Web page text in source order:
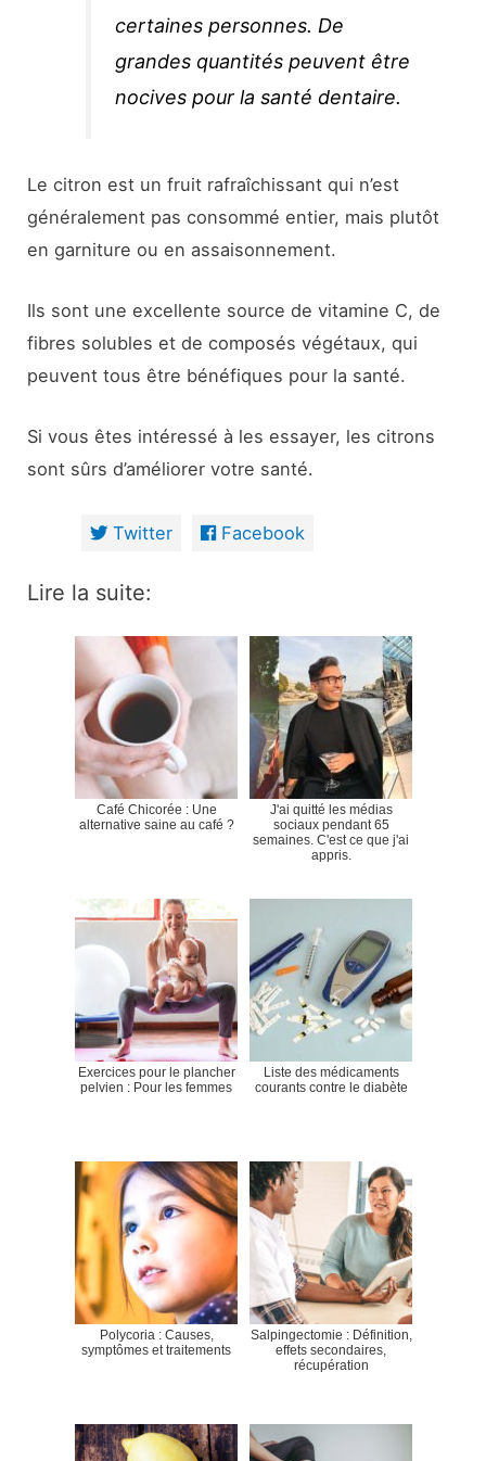
certaines personnes. De
grandes quantités peuvent être
nocives pour la santé dentaire.
Le citron est un fruit rafraîchissant qui n’est
généralement pas consommé entier, mais plutôt
en garniture ou en assaisonnement.
Ils sont une excellente source de vitamine C, de
fibres solubles et de composés végétaux, qui
peuvent tous être bénéfiques pour la santé.
Si vous êtes intéressé à les essayer, les citrons
sont sûrs d’améliorer votre santé.
Twitter Facebook
Lire la suite:
Café Chicorée : Une
alternative saine au café ?
J'ai quitté les médias
sociaux pendant 65
semaines. C'est ce que j'ai
appris.
Exercices pour le plancher
pelvien : Pour les femmes
Liste des médicaments
courants contre le diabète
Polycoria : Causes,
symptômes et traitements
Salpingectomie : Définition,
effets secondaires,
récupération